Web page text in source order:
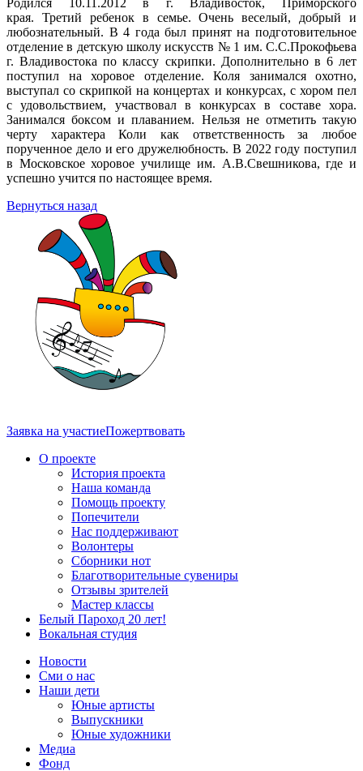
края. Третий ребенок в семье. Очень веселый, добрый и
любознательный. В 4 года был принят на подготовительное
отделение в детскую школу искусств № 1 им. С.С.Прокофьева
г. Владивостока по классу скрипки. Дополнительно в 6 лет
поступил на хоровое отделение. Коля занимался охотно,
выступал со скрипкой на концертах и конкурсах, с хором пел
с удовольствием, участвовал в конкурсах в составе хора.
Занимался боксом и плаванием. Нельзя не отметить такую
черту характера Коли как ответственность за любое
порученное дело и его дружелюбность. В 2022 году поступил
в Московское хоровое училище им. А.В.Свешникова, где и
успешно учится по настоящее время.
Вернуться назад
Заявка на участиеПожертвовать
О проекте
История проекта
Наша команда
Помощь проекту
Попечители
Нас поддерживают
Волонтеры
Сборники нот
Благотворительные сувениры
Отзывы зрителей
Мастер классы
Белый Пароход 20 лет!
Вокальная студия
Новости
Сми о нас
Наши дети
Юные артисты
Выпускники
Юные художники
Медиа
Фонд